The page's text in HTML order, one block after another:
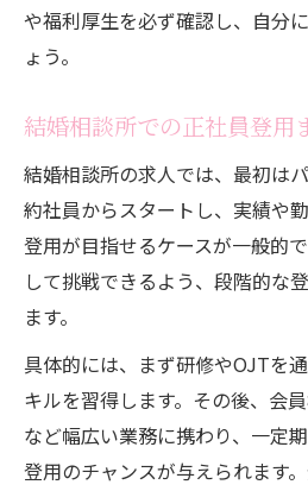
や福利厚生を必ず確認し、自分
ょう。
結婚相談所での正社員登用
結婚相談所の求人では、最初は
約社員からスタートし、実績や
登用が目指せるケースが一般的
して挑戦できるよう、段階的な
ます。
具体的には、まず研修やOJTを
キルを習得します。その後、会
など幅広い業務に携わり、一定
登用のチャンスが与えられます